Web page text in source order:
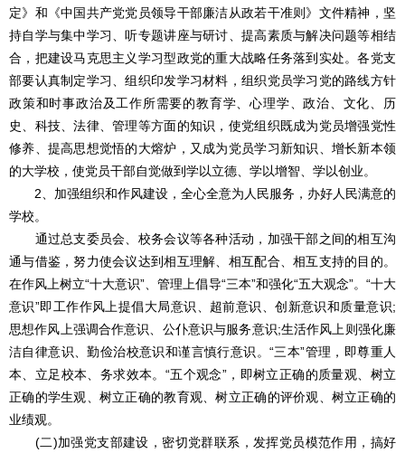
定》和《中国共产党党员领导干部廉洁从政若干准则》文件精神，坚
持自学与集中学习、听专题讲座与研讨、提高素质与解决问题等相结
合，把建设马克思主义学习型政党的重大战略任务落到实处。各党支
部要认真制定学习、组织印发学习材料，组织党员学习党的路线方针
政策和时事政治及工作所需要的教育学、心理学、政治、文化、历
史、科技、法律、管理等方面的知识，使党组织既成为党员增强党性
修养、提高思想觉悟的大熔炉，又成为党员学习新知识、增长新本领
的大学校，使党员干部自觉做到学以立德、学以增智、学以创业。
2、加强组织和作风建设，全心全意为人民服务，办好人民满意的
学校。
通过总支委员会、校务会议等各种活动，加强干部之间的相互沟
通与借鉴，努力使会议达到相互理解、相互配合、相互支持的目的。
在作风上树立“十大意识”、管理上倡导“三本”和强化“五大观念”。“十大
意识”即工作作风上提倡大局意识、超前意识、创新意识和质量意识;
思想作风上强调合作意识、公仆意识与服务意识;生活作风上则强化廉
洁自律意识、勤俭治校意识和谨言慎行意识。“三本”管理，即尊重人
本、立足校本、务求效本。“五个观念”，即树立正确的质量观、树立
正确的学生观、树立正确的教育观、树立正确的评价观、树立正确的
业绩观。
(二)加强党支部建设，密切党群联系，发挥党员模范作用，搞好